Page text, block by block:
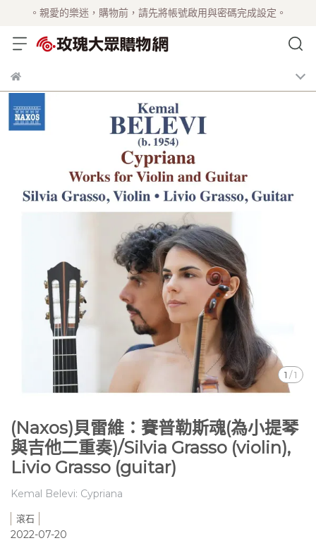
。親愛的樂迷，購物前，請先將帳號啟用與密碼完成設定。
1 /1
(Naxos)貝雷維：賽普勒斯魂(為小提琴
與吉他二重奏)/Silvia Grasso (violin),
Livio Grasso (guitar)
Kemal Belevi: Cypriana
滾石
2022-07-20